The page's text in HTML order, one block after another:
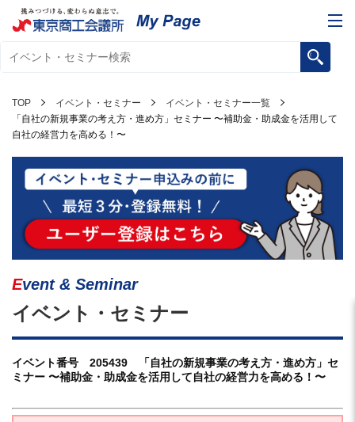
TOP イベント・セミナー
イベント・セミナー一覧
「自社の新規事業の考え方・進め方」セミナー 〜補助金・助成金を活用して
自社の経営力を高める！〜
Event & Seminar
イベント・セミナー
イベント番号 205439 「自社の新規事業の考え方・進め方」セ
ミナー 〜補助金・助成金を活用して自社の経営力を高める！〜